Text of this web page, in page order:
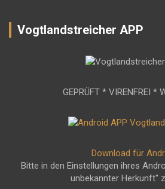
Vogtlandstreicher APP
GEPRÜFT * VIRENFREI *
Download für
Bitte in den Einstellungen ihres
unbekannter Herkunft"